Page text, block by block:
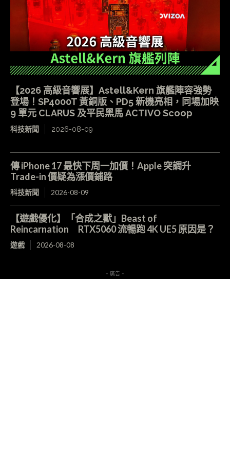
【2026 高級音響展】Astell&Kern 旗艦陣容強勢
登場！SP4000T 黃銅版、PD5 新機亮相，同場加映
9 單元 CLARUS 及平民黑馬 ACTIVO Scoop
科技新聞 2026-08-09
傳 iPhone 17 最快下周一加價！Apple 突調升
Trade-in 價疑為漲價鋪路
科技新聞 2026-08-09
【遊戲優化】「合成之獸」Beast of
Reincarnation RTX5060 流暢跑 4K UE5 原因是？
遊戲 2026-08-08
- 廣告 -